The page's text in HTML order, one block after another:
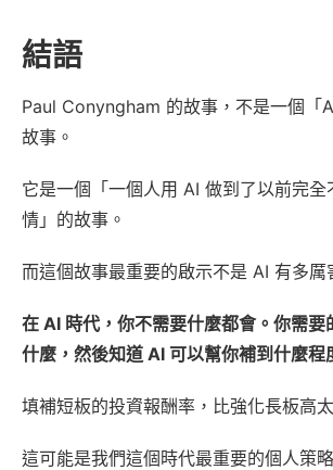
結語
Paul Conyngham 的故事，不是一個「
故事。
它是一個「一個人用 AI 做到了以前完全
情」的故事。
而這個故事最重要的啟示不是 AI 有多
在 AI 時代，你不需要什麼都會。你需要
什麼，然後知道 AI 可以幫你補到什麼程
填補短板的投資報酬率，比強化長板高
這可能是我們這個時代最重要的個人策略